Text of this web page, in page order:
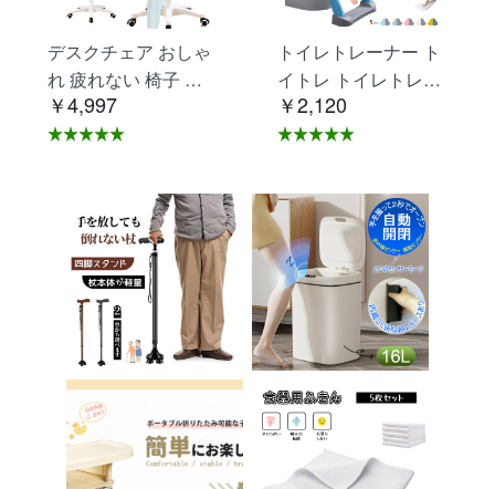
デスクチェア おしゃ
れ 疲れない 椅子 白
ホワイト デスクチェ
ア 疲れにくい 学習椅
学習チェア オフィス
チェア パソコンチェ
ア ベロア調 インテリ
ア 椅子 イス 在宅ワ
ーク アシェル ブリリ
アント C-56
￥4,997
トイレトレーナー ト
イトレ トイレトレー
ニング トイレ 練習
折りたたみ おまる 補
供用 便座 トイレ補助
踏み台 男の子 女の子
子供 子ども トイトレ
送料無料 ステップ ス
テップ台 トイレ D-2
8
￥2,120